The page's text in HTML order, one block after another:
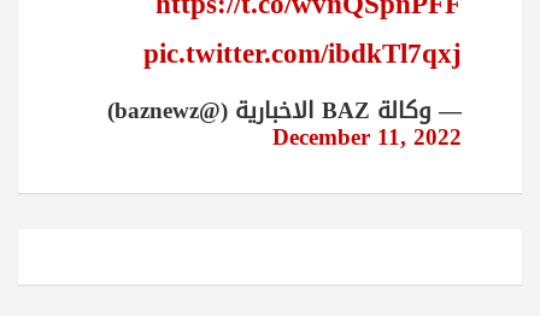
pic.twitter.com/ibdkTl7qxj
— وكالة BAZ الاخبارية (@baznewz)
December 11, 2022